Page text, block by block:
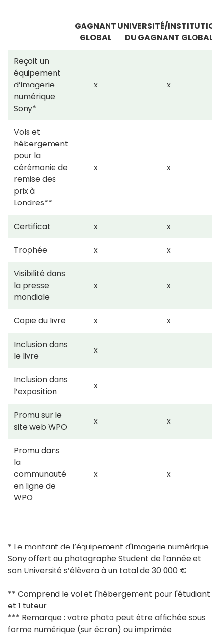
GAGNANT
GLOBAL
UNIVERSITÉ/INSTITUTION
DU GAGNANT GLOBAL
Reçoit un
équipement
d’imagerie
numérique
Sony*
x x
Vols et
hébergement
pour la
cérémonie de
remise des
prix à
Londres**
x x
Certificat x x
Trophée x x
Visibilité dans
la presse
mondiale
x x
Copie du livre x x
Inclusion dans
le livre
x
Inclusion dans
l’exposition
x
Promu sur le
site web WPO
x x
Promu dans
la
communauté
en ligne de
WPO
x x
* Le montant de l’équipement d'imagerie numérique
Sony offert au photographe Student de l’année et
son Université s’élèvera à un total de 30 000 €
** Comprend le vol et l'hébergement pour l'étudiant
et 1 tuteur
*** Remarque : votre photo peut être affichée sous
forme numérique (sur écran) ou imprimée